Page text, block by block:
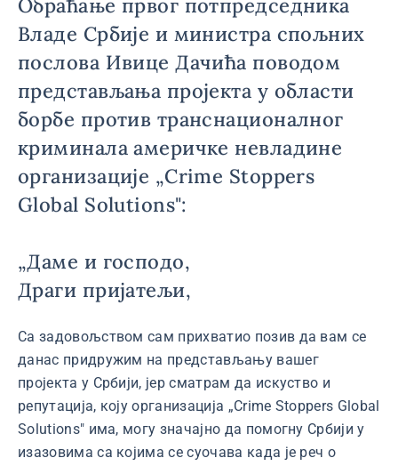
Обраћање првог потпредседника
Владе Србије и министра спољних
послова Ивице Дачића поводом
представљања пројекта у области
борбе против транснационалног
криминала америчке невладине
организације „Crime Stoppers
Global Solutions":
„Даме и господо,
Драги пријатељи,
Са задовољством сам прихватио позив да вам се
данас придружим на представљању вашег
пројекта у Србији, јер сматрам да искуство и
репутација, коју организација „Crime Stoppers Global
Solutions" има, могу значајно да помогну Србији у
изазовима са којима се суочава када је реч о